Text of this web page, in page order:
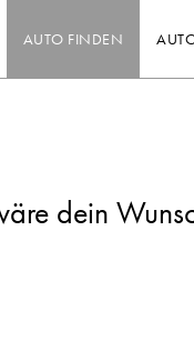
AUTO FINDEN
dein